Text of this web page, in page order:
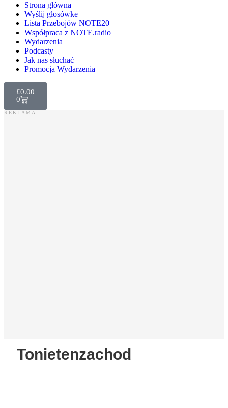
Strona główna
Wyślij głosówke
Lista Przebojów NOTE20
Współpraca z NOTE.radio
Wydarzenia
Podcasty
Jak nas słuchać
Promocja Wydarzenia
£0.00
0
Tonietenzachod